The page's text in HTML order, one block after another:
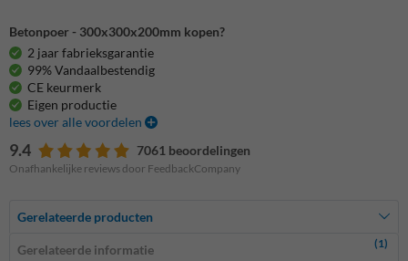
Betonpoer - 300x300x200mm kopen?
2 jaar fabrieksgarantie
99% Vandaalbestendig
CE keurmerk
Eigen productie
lees over alle voordelen
9.4 7061 beoordelingen
Onafhankelijke reviews door FeedbackCompany
Gerelateerde producten
Gerelateerde informatie (1)